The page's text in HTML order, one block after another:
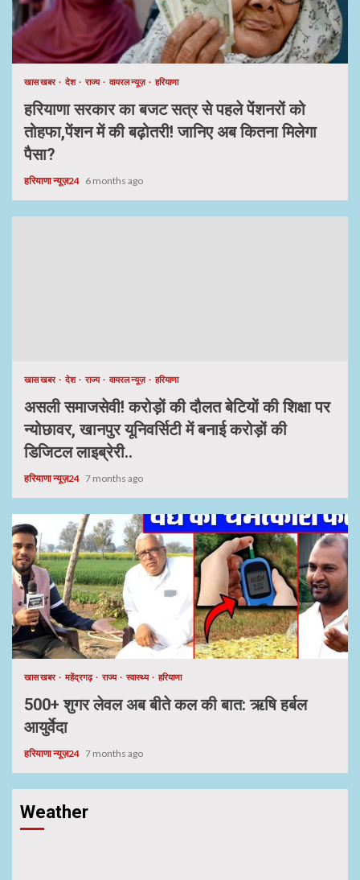
खास खबर देश राज्य वायरल न्यूज़ हरियाणा
हरियाणा सरकार का बजट सत्र से पहले पेंशनरों को
तोहफा,पेंशन में की बढ़ोतरी! जानिए अब कितना मिलेगा
पैसा?
हरियाणा न्यूज़24 6 months ago
खास खबर देश राज्य वायरल न्यूज़ हरियाणा
असली समाजसेवी! करोड़ों की दौलत बेटियों की शिक्षा पर
न्योछावर, खानपुर यूनिवर्सिटी में बनाई करोड़ों की
डिजिटल लाइब्रेरी..
हरियाणा न्यूज़24 7 months ago
खास खबर महेंद्रगढ़ राज्य स्वास्थ्य हरियाणा
500+ शुगर लेवल अब बीते कल की बात: ऋषि हर्बल
आयुर्वेदा
हरियाणा न्यूज़24 7 months ago
Weather